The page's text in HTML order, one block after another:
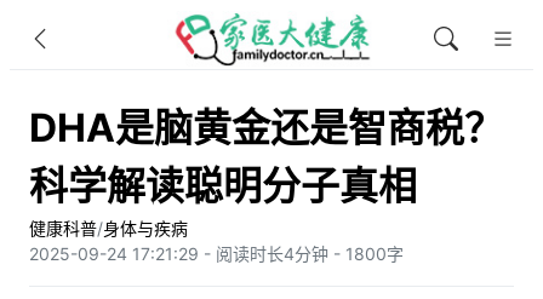
DHA是脑黄金还是智商税？
科学解读聪明分子真相
健康科普/身体与疾病
2025-09-24 17:21:29 - 阅读时长4分钟 - 1800字